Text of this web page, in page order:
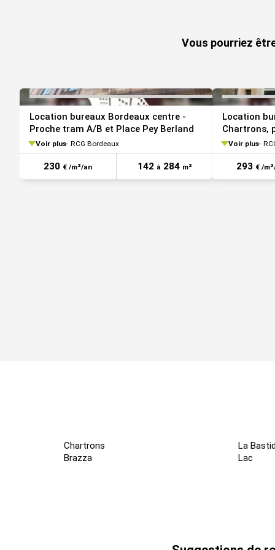
Port Port de Bordeaux (Fluvio-maritime)
Les informations sur les risques auxquels ce bien est
www.georisques.gouv.fr
Vous pourriez
Location bureaux Bordeaux centre -
Proche tram A/B et Place Pey Berland
Voir plus RCG Bordeaux
230 € /m²/an 142 à 284 m²
Location
Chartrons,
Voir plus
293 € /
Chartrons
Brazza
La
Lac